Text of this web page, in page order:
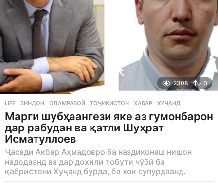
2308 0
LIFE ЗИНДОН ,ОДАМРАБОӢ ,ТОҶИКИСТОН ,ХАБАР ,ХУҶАНД
Марги шубҳаангези яке аз гумонбарон
дар рабудан ва қатли Шуҳрат
Исматуллоев
Ҷасади Акбар Аҳмадовро ба наздиконаш нишон
надодаанд ва дар дохили тобути чӯбӣ ба
қабристони Хуҷанд бурда, ба хок супурдаанд.